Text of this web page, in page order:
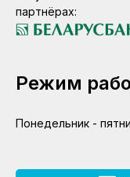
партнёрах:
Режим
Понедельник -